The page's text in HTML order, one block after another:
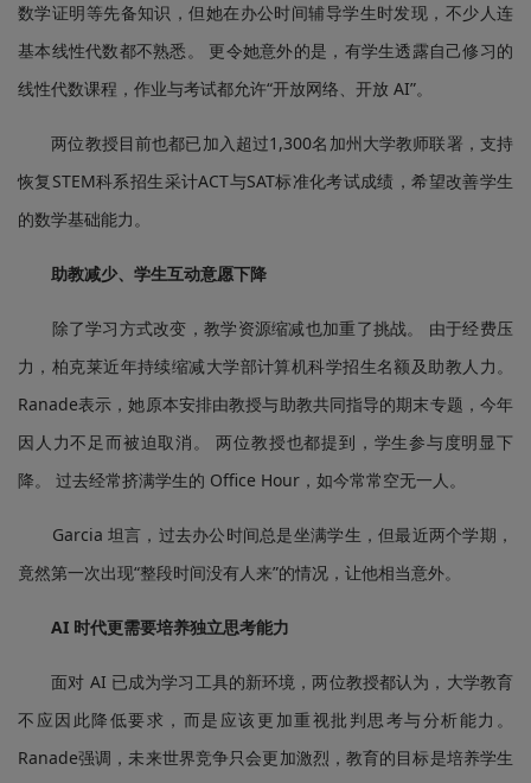
数学证明等先备知识，但她在办公时间辅导学生时发现，不少人连
基本线性代数都不熟悉。 更令她意外的是，有学生透露自己修习的
线性代数课程，作业与考试都允许“开放网络、开放 AI”。
两位教授目前也都已加入超过1,300名加州大学教师联署，支持
恢复STEM科系招生采计ACT与SAT标准化考试成绩，希望改善学生
的数学基础能力。
助教减少、学生互动意愿下降
除了学习方式改变，教学资源缩减也加重了挑战。 由于经费压
力，柏克莱近年持续缩减大学部计算机科学招生名额及助教人力。
Ranade表示，她原本安排由教授与助教共同指导的期末专题，今年
因人力不足而被迫取消。 两位教授也都提到，学生参与度明显下
降。 过去经常挤满学生的 Office Hour，如今常常空无一人。
Garcia 坦言，过去办公时间总是坐满学生，但最近两个学期，
竟然第一次出现“整段时间没有人来”的情况，让他相当意外。
AI 时代更需要培养独立思考能力
面对 AI 已成为学习工具的新环境，两位教授都认为，大学教育
不应因此降低要求，而是应该更加重视批判思考与分析能力。
Ranade强调，未来世界竞争只会更加激烈，教育的目标是培养学生